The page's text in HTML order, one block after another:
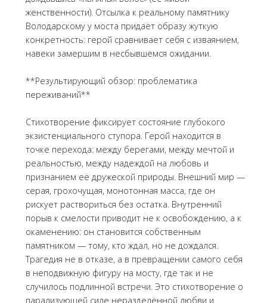
женственности). Отсылка к реальному памятнику
Володарскому у моста придаёт образу жуткую
конкретность: герой сравнивает себя с изваянием,
навеки замершим в несбывшемся ожидании.
**Результирующий обзор: проблематика
переживаний**
Стихотворение фиксирует состояние глубокого
экзистенциального ступора. Герой находится в
точке перехода: между берегами, между мечтой и
реальностью, между надеждой на любовь и
признанием её дружеской природы. Внешний мир —
серая, грохочущая, монотонная масса, где он
рискует раствориться без остатка. Внутренний
порыв к смелости приводит не к освобождению, а к
окаменению: он становится собственным
памятником — тому, кто ждал, но не дождался.
Трагедия не в отказе, а в превращении самого себя
в неподвижную фигуру на мосту, где так и не
случилось подлинной встречи. Это стихотворение о
парализующей силе неразделённой любви и